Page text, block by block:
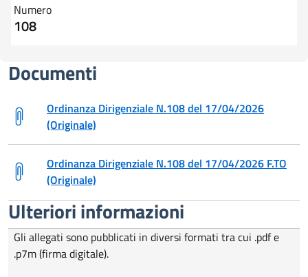
Numero
108
Documenti
Ordinanza Dirigenziale N.108 del 17/04/2026
(Originale)
Ordinanza Dirigenziale N.108 del 17/04/2026 F.TO
(Originale)
Ulteriori informazioni
Gli allegati sono pubblicati in diversi formati tra cui .pdf e
.p7m (firma digitale).